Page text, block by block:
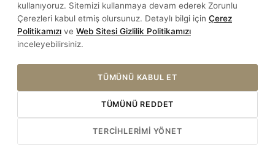
Politikalar
Sürdürülebilirlik
© 2026 HOTEL SULTANIA. ALL RIGHTS RESERVED.
kullanıyoruz. Sitemizi kullanmaya devam ederek Zorunlu
Çerezleri kabul etmiş olursunuz. Detaylı bilgi için Çerez
Politikamızı ve Web Sitesi Gizlilik Politikamızı
inceleyebilirsiniz.
TÜMÜNÜ KABUL ET
TÜMÜNÜ REDDET
TERCIHLERIMI YÖNET